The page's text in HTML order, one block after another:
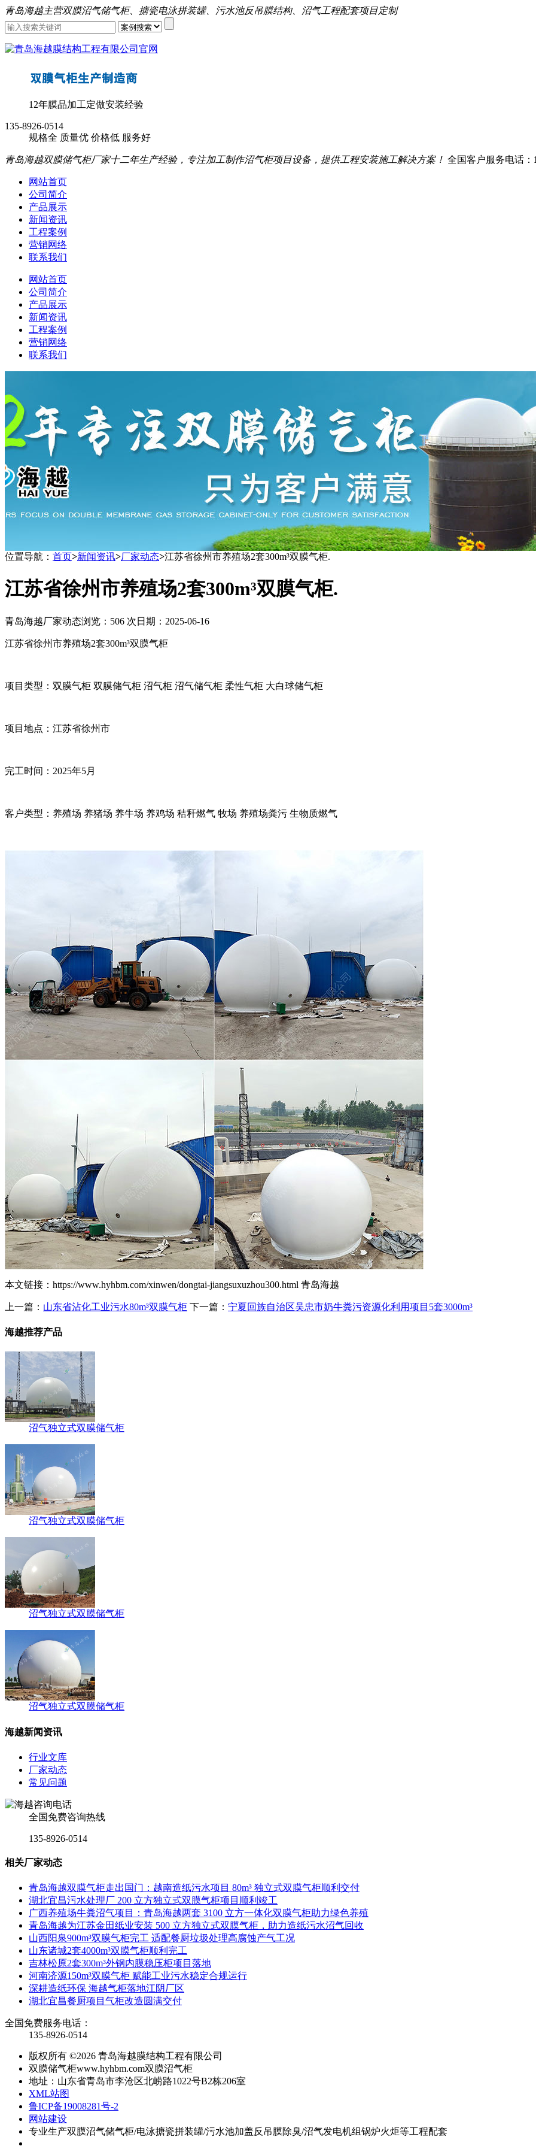
青岛海越主营双膜沼气储气柜、搪瓷电泳拼装罐、污水池反吊膜结构、沼气工程配套项目定制
12年膜品加工定做安装经验
135-8926-0514
规格全 质量优 价格低 服务好
青岛海越双膜储气柜厂家十二年生产经验，专注加工制作沼气柜项目设备，提供工程安装施工解决方案！ 全国客户服务电话：
网站首页
公司简介
产品展示
新闻资讯
工程案例
营销网络
联系我们
网站首页
公司简介
产品展示
新闻资讯
工程案例
营销网络
联系我们
位置导航： 首页>新闻资讯>厂家动态>江苏省徐州市养殖场2套300m³双膜气柜.
江苏省徐州市养殖场2套300m³双膜气柜.
青岛海越厂家动态浏览：506 次 日期：2025-06-16
江苏省徐州市养殖场2套300m³双膜气柜
项目类型： 双膜气柜 双膜储气柜 沼气柜 沼气储气柜 柔性气柜 大白球储气柜
项目地点： 江苏省徐州市
完工时间： 2025年5月
客户类型： 养殖场 养猪场 养牛场 养鸡场 秸秆燃气 牧场 养殖场粪污 生物质燃气
本文链接：https://www.hyhbm.com/xinwen/dongtai-jiangsuxuzhou300.html 青岛海越
上一篇： 山东省沾化工业污水80m³双膜气柜 下一篇： 宁夏回族自治区吴忠市奶牛粪污资源化利用项目5套3000m³
海越推荐产品
沼气独立式双膜储气柜
沼气独立式双膜储气柜
沼气独立式双膜储气柜
沼气独立式双膜储气柜
海越新闻资讯
行业文库
厂家动态
常见问题
全国免费咨询热线
135-8926-0514
相关厂家动态
青岛海越双膜气柜走出国门：越南造纸污水项目 80m³ 独立式双膜气柜顺利交付
湖北宜昌污水处理厂 200 立方独立式双膜气柜项目顺利竣工
广西养殖场牛粪沼气项目：青岛海越两套 3100 立方一体化双膜气柜助力绿色养殖
青岛海越为江苏金田纸业安装 500 立方独立式双膜气柜，助力造纸污水沼气回收
山西阳泉900m³双膜气柜完工 适配餐厨垃圾处理高腐蚀产气工况
山东诸城2套4000m³双膜气柜顺利完工
吉林松原2套300m³外钢内膜稳压柜项目落地
河南济源150m³双膜气柜 赋能工业污水稳定合规运行
深耕造纸环保 海越气柜落地江阴厂区
湖北宜昌餐厨项目气柜改造圆满交付
全国免费服务电话：
135-8926-0514
版权所有 ©2026 青岛海越膜结构工程有限公司
双膜储气柜www.hyhbm.com双膜沼气柜
地址：山东省青岛市李沧区北崂路1022号B2栋206室
XML站图
鲁ICP备19008281号-2
网站建设
专业生产双膜沼气储气柜/电泳搪瓷拼装罐/污水池加盖反吊膜除臭/沼气发电机组锅炉火炬等工程配套